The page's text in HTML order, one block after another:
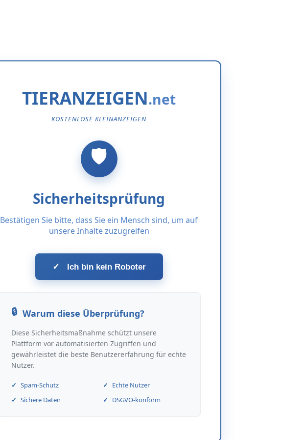
TIERANZEIGEN
KOSTENLOSE KLEINANZEIGEN
Sicherheitsprüfung
Bestätigen Sie bitte, dass Sie ein Mensch sind, um auf
unsere Inhalte zuzugreifen
✓ Ich bin kein Roboter
Warum diese Überprüfung?
Diese Sicherheitsmaßnahme schützt unsere
Plattform vor automatisierten Zugriffen und
gewährleistet die beste Benutzererfahrung für echte
Nutzer.
Spam-Schutz
Echte Nutzer
Sichere Daten
DSGVO-konform